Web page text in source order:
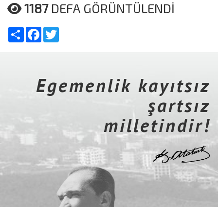
1187 DEFA GÖRÜNTÜLENDİ
Share Facebook
Egemenlik kayıtsız
şartsız
milletindir!